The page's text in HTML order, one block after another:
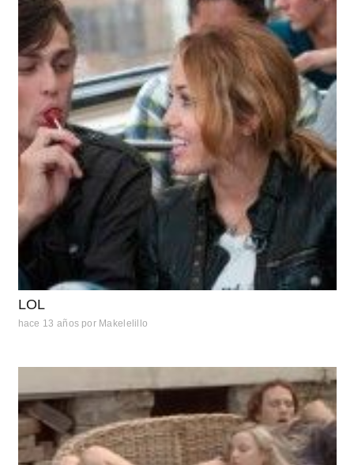
LOL
hace 13 años por Makelelillo